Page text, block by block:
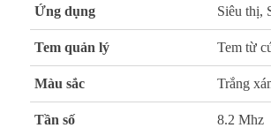
Ứng dụng Siêu thị,
Tem quản lý Tem từ
Màu sắc Trắng
Tần số 8.2 Mhz